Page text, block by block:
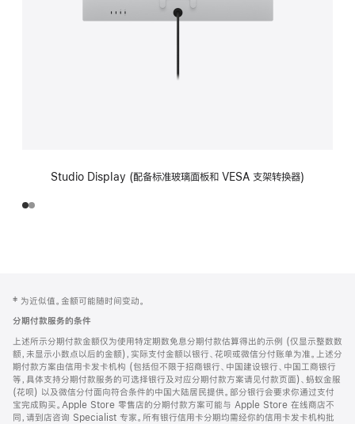
Studio Display (配备标准玻璃面板和 VESA 支架转换器)
页
页
脚
注
‡ 为近似值。金额可能随时间变动。
分期付款服务的条件
上述所示分期付款金额仅为使用特定期数免息分期付款估算得出的示例 (仅显示整数数
额，未显示小数点以后的金额)，实际支付金额以银行、花呗或微信分付账单为准。上述分
期付款方案由信用卡发卡机构 (包括但不限于招商银行、中国建设银行、中国工商银行
等，具体支持分期付款服务的可选择银行及对应分期付款方案请见付款页面)、蚂蚁金服
(花呗) 以及微信分付面向符合条件的中国大陆居民提供。部分银行会要求你通过支付
宝完成购买。Apple Store 零售店的分期付款方案可能与 Apple Store 在线商店不
同，请到店咨询 Specialist 专家。所有银行信用卡分期均需经你的信用卡发卡机构批